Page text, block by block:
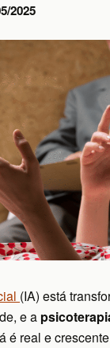
2025
(IA) está
e a
é real e